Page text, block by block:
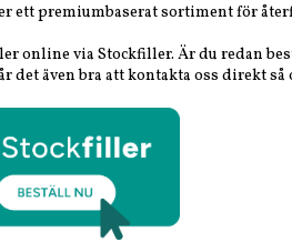
ett premiumbaserat sortiment för
online via Stockfiller. Är du redan
det även bra att kontakta oss direkt